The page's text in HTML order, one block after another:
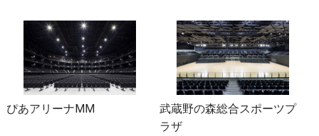
ぴあアリーナMM
武蔵野の森総合スポーツプ
ラザ